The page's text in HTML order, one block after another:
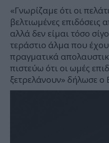
«Γνωρίζαμε ότι οι
βελτιωμένες επιδόσεις
αλλά δεν είμαι τόσο
τεράστιο άλμα που
πραγματικά
πιστεύω ότι οι ωμές
ξετρελάνουν» δήλωσε ο